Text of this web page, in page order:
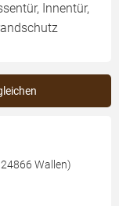
Innentür,
Wallen)